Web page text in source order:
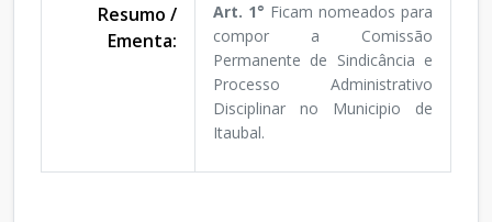
Resumo /
Ementa:
Art. 1° Ficam nomeados para
compor a Comissão
Permanente de Sindicância e
Processo Administrativo
Disciplinar no Municipio de
Itaubal.